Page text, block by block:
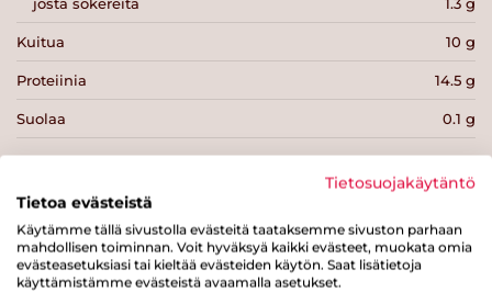
Kuitua 10 g
Proteiinia 14.5 g
Suolaa 0.1 g
Tulosta sivu Jaa tuote
Tietosuojakäytäntö
Tietoa evästeistä
Käytämme tällä sivustolla evästeitä taataksemme sivuston parhaan
mahdollisen toiminnan. Voit hyväksyä kaikki evästeet, muokata omia
evästeasetuksiasi tai kieltää evästeiden käytön. Saat lisätietoja
käyttämistämme evästeistä avaamalla asetukset.